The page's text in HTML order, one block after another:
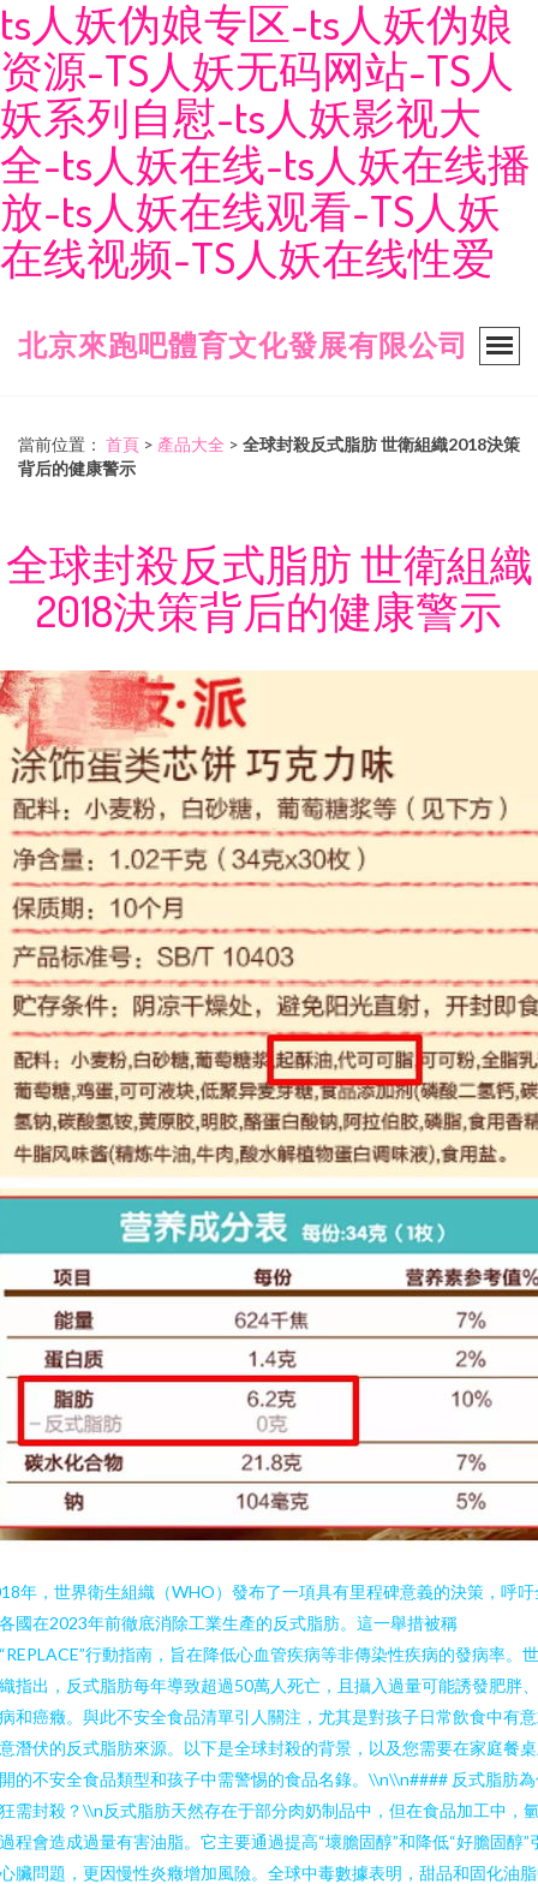
ts人妖伪娘专区-ts人妖伪娘
资源-TS人妖无码网站-TS人
妖系列自慰-ts人妖影视大
全-ts人妖在线-ts人妖在线播
放-ts人妖在线观看-TS人妖
在线视频-TS人妖在线性爱
北京來跑吧體育文化發展有限公司
當前位置： 首頁 > 產品大全 > 全球封殺反式脂肪 世衛組織2018決策
背后的健康警示
全球封殺反式脂肪 世衛組織
2018決策背后的健康警示
年，世界衛生組織（WHO）發布了一項具有里程碑意義的決策，呼吁
國在2023年前徹底消除工業生產的反式脂肪。這一舉措被稱
行動指南，旨在降低心血管疾病等非傳染性疾病的發病率。
指出，反式脂肪每年導致超過50萬人死亡，且攝入過量可能誘發肥胖
和癌癥。與此不安全食品清單引人關注，尤其是對孩子日常飲食中有
潛伏的反式脂肪來源。以下是全球封殺的背景，以及您需要在家庭餐
的不安全食品類型和孩子中需警惕的食品名錄。\\n\\n#### 反式脂肪
需封殺？\\n反式脂肪天然存在于部分肉奶制品中，但在食品加工中，
程會造成過量有害油脂。它主要通過提高“壞膽固醇”和降低“好膽固醇”
臟問題，更因慢性炎癥增加風險。全球中毒數據表明，甜品和固化油